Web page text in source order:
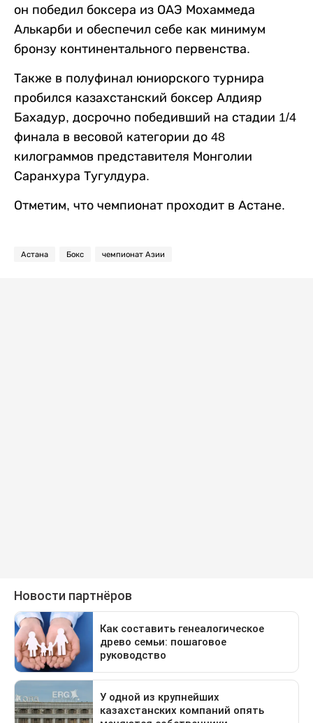
он победил боксера из ОАЭ Мохаммеда
Алькарби и обеспечил себе как минимум
бронзу континентального первенства.
Также в полуфинал юниорского турнира
пробился казахстанский боксер Алдияр
Бахадур, досрочно победивший на стадии 1/4
финала в весовой категории до 48
килограммов представителя Монголии
Саранхура Тугулдура.
Отметим, что чемпионат проходит в Астане.
Астана Бокс чемпионат Азии